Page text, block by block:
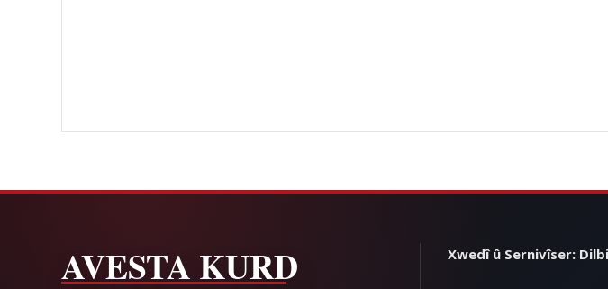
Xwedî û Sernivîser: